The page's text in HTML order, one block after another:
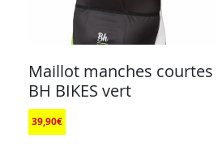
Maillot manches courtes
BH BIKES vert
39,90€